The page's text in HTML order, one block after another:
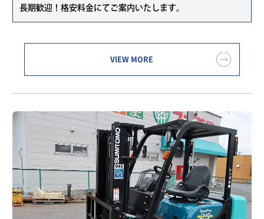
長期歓迎！格安料金にてご案内いたします。
VIEW MORE